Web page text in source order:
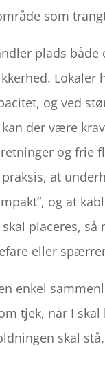
som
plads både
Lokaler
og ved
der være
og frie
at
og at
placeres, så
eller
enkel
tjek, når I skal
skal stå.